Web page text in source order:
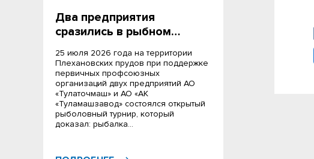
Два предприятия
сразились в рыбном…
25 июля 2026 года на территории
Плехановских прудов при поддержке
первичных профсоюзных
организаций двух предприятий АО
«Тулаточмаш» и АО «АК
«Туламашзавод» состоялся открытый
рыболовный турнир, который
доказал: рыбалка…